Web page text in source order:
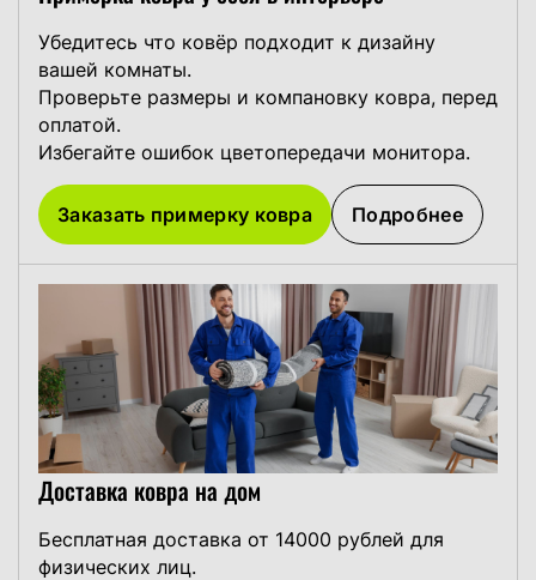
Убедитесь что ковёр подходит к дизайну
вашей комнаты.
Проверьте размеры и компановку ковра, перед
оплатой.
Избегайте ошибок цветопередачи монитора.
Заказать примерку ковра Подробнее
Доставка ковра на дом
Бесплатная доставка от 14000 рублей для
физических лиц.